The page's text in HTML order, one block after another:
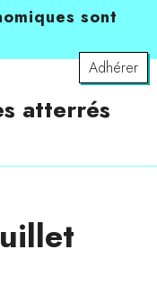
sont
Adhérer
atterrés